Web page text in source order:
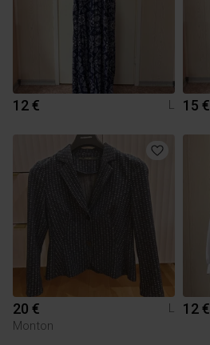
12 € L 15 €
20 €
L
Monton
12 €